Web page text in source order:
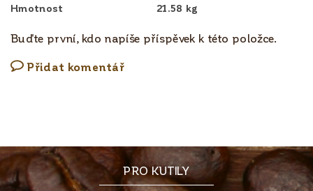
Hmotnost 21.58 kg
Buďte první, kdo napíše příspěvek k této položce.
Přidat komentář
PRO KUTILY